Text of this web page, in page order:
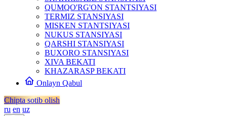
QUMQO'RG'ON STANTSIYASI
TERMIZ STANSIYASI
MISKEN STANTSIYASI
NUKUS STANSIYASI
QARSHI STANSIYASI
BUXORO STANSIYASI
XIVA BEKATI
KHAZARASP BEKATI
Onlayn Qabul
Chipta sotib olish
ru en uz